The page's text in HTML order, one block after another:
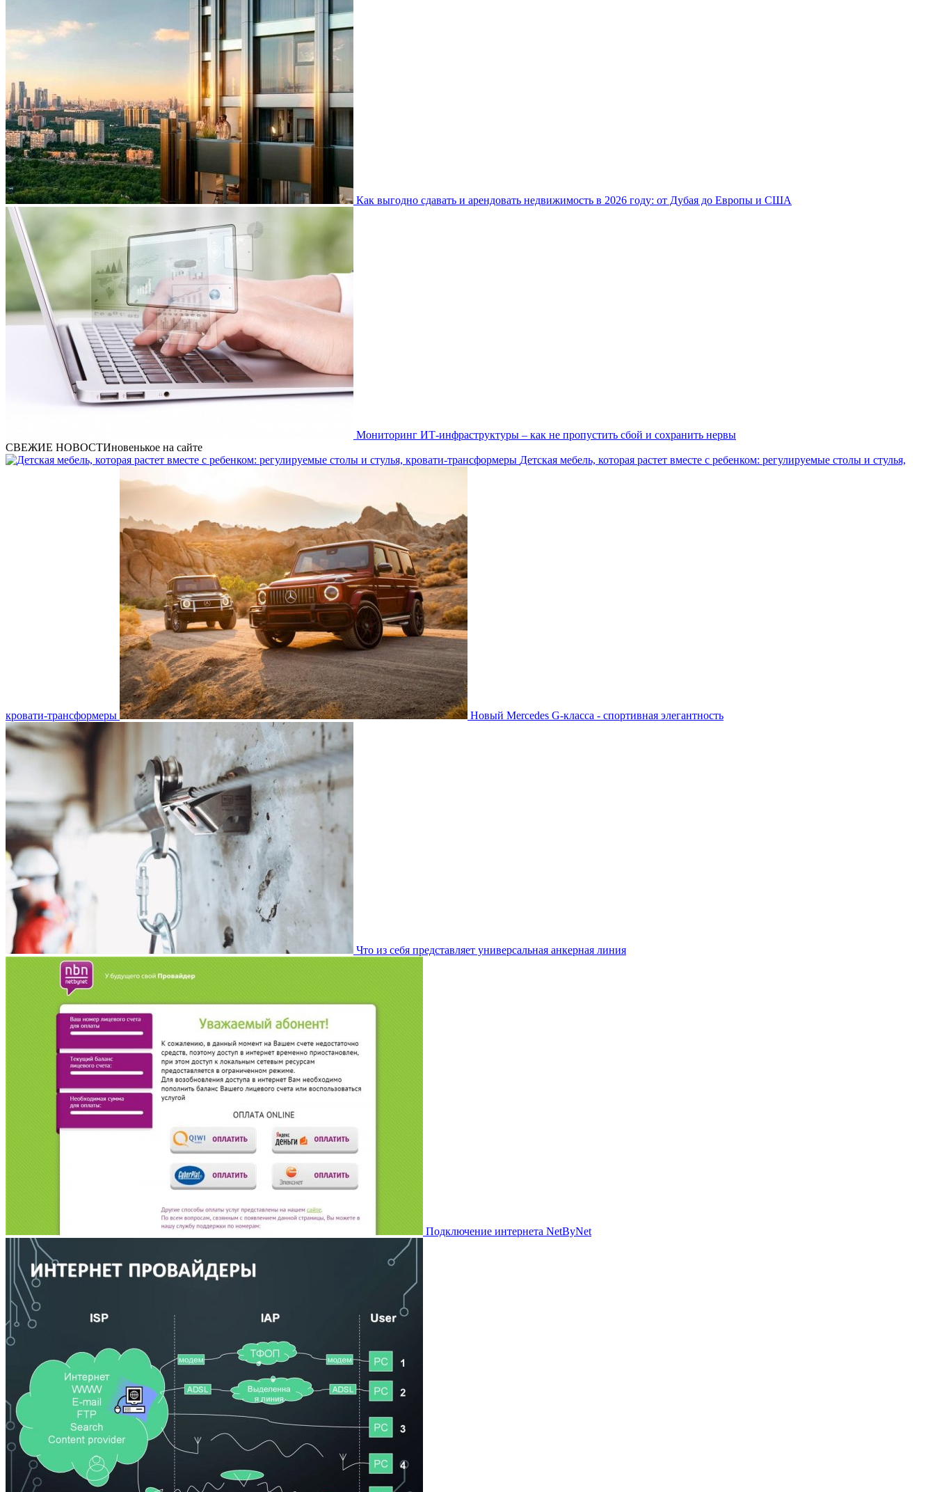
Как выгодно сдавать и арендовать недвижимость в 2026 году: от Дубая до Европы и США
Мониторинг ИТ-инфраструктуры – как не пропустить сбой и сохранить нервы
СВЕЖИЕ НОВОСТИновенькое на сайте
Детская мебель, которая растет вместе с ребенком: регулируемые столы и стулья,
кровати-трансформеры Новый Mercedes G-класса - спортивная элегантность
Что из себя представляет универсальная анкерная линия
Подключение интернета NetByNet